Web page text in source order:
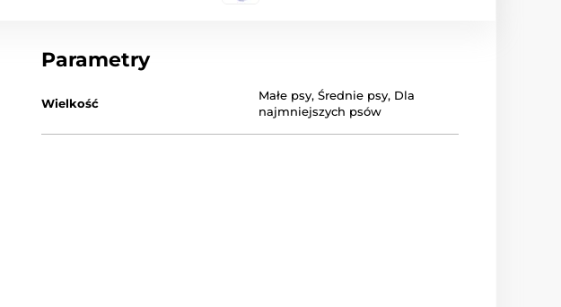
Parametry
Wielkość
Małe psy,Średnie psy, Dla
najmniejszych psów